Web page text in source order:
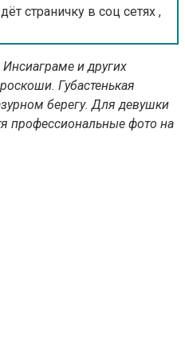
страничку в соц сетях ,
и других
Губастенькая
берегу. Для девушки
профессиональные фото на